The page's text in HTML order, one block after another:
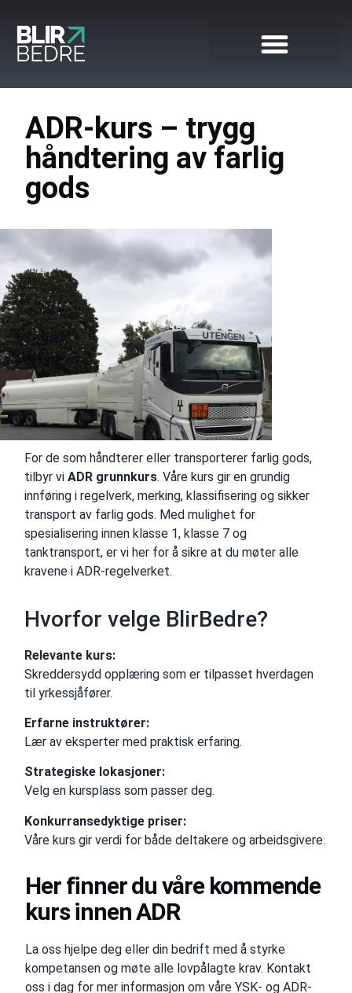
ADR-kurs – trygg
håndtering av farlig
gods
For de som håndterer eller transporterer farlig gods,
tilbyr viADR grunnkurs. Våre kurs gir en grundig
innføring i regelverk, merking, klassifisering og sikker
transport av farlig gods. Med mulighet for
spesialisering innen klasse 1, klasse 7 og
tanktransport, er vi her for å sikre at du møter alle
kravene i ADR-regelverket.
Hvorfor velge BlirBedre?
Relevante kurs:
Skreddersydd opplæring som er tilpasset hverdagen
til yrkessjåfører.
Erfarne instruktører:
Lær av eksperter med praktisk erfaring.
Strategiske lokasjoner:
Velg en kursplass som passer deg.
Konkurransedyktige priser:
Våre kurs gir verdi for både deltakere og arbeidsgivere.
Her finner du våre kommende
kurs innen ADR
La oss hjelpe deg eller din bedrift med å styrke
kompetansen og møte alle lovpålagte krav. Kontakt
oss i dag for mer informasjon om våre YSK- og ADR-